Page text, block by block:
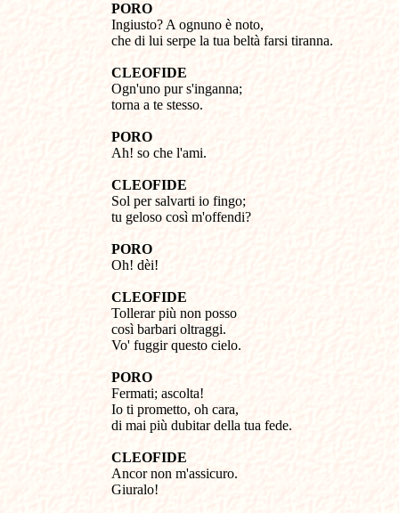
PORO
Ingiusto? A ognuno è noto,
che di lui serpe la tua beltà farsi tiranna.
CLEOFIDE
Ogn'uno pur s'inganna;
torna a te stesso.
PORO
Ah! so che l'ami.
CLEOFIDE
Sol per salvarti io fingo;
tu geloso così m'offendi?
PORO
Oh! dèi!
CLEOFIDE
Tollerar più non posso
così barbari oltraggi.
Vo' fuggir questo cielo.
PORO
Fermati; ascolta!
Io ti prometto, oh cara,
di mai più dubitar della tua fede.
CLEOFIDE
Ancor non m'assicuro.
Giuralo!